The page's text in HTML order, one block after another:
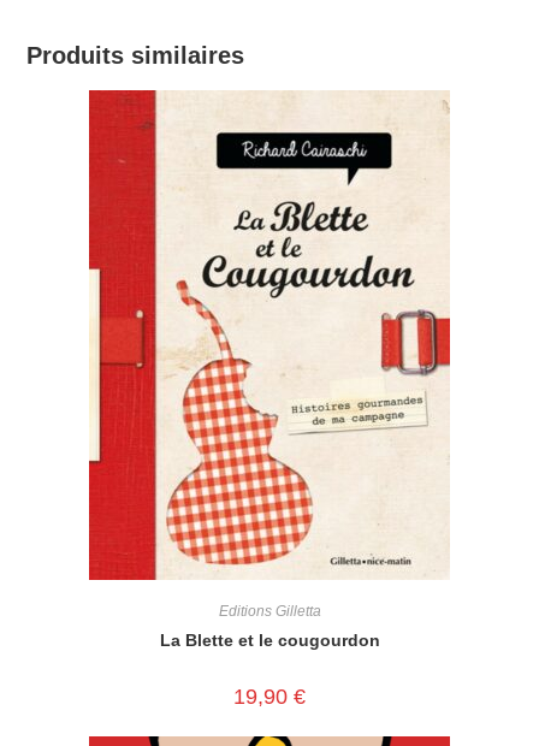
Produits similaires
Editions Gilletta
La Blette et le cougourdon
19,90 €